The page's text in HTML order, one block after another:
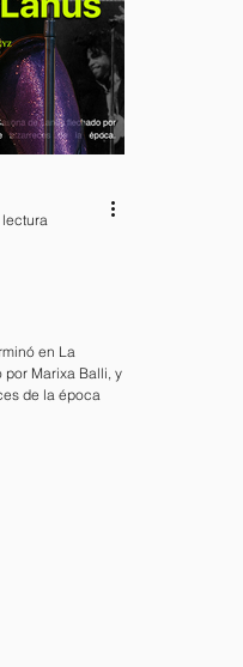
en La
Marixa Balli, y
de la época